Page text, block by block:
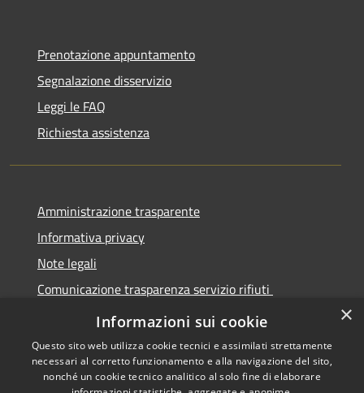
Prenotazione appuntamento
Segnalazione disservizio
Leggi le FAQ
Richiesta assistenza
Amministrazione trasparente
Informativa privacy
Note legali
Comunicazione trasparenza servizio rifiuti
Dichiarazione di accessibilità
×
Informazioni sui cookie
Questo sito web utilizza cookie tecnici e assimilati strettamente
necessari al corretto funzionamento e alla navigazione del sito,
nonché un cookie tecnico analitico al solo fine di elaborare